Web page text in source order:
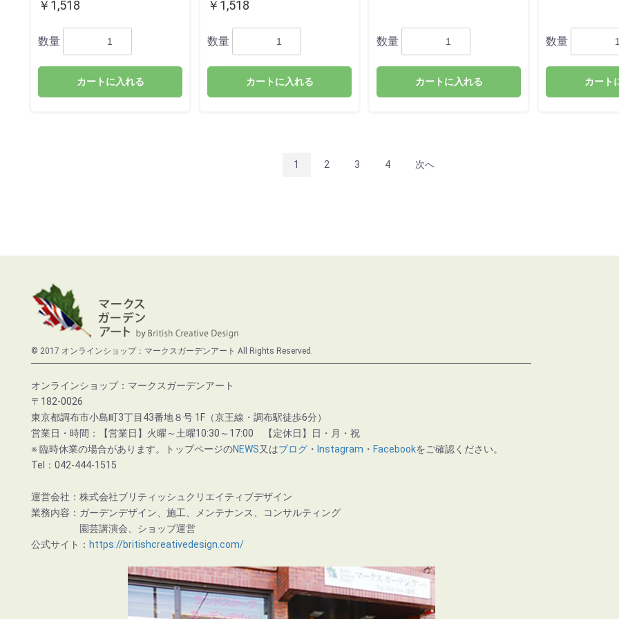
￥1,518
数量
カートに入れる
￥1,518
数量
カートに入れる
数量
カートに入れる
数量
カート
1 2 3 4 次へ
© 2017 オンラインショップ：マークスガーデンアート All Rights Reserved.
オンラインショップ：マークスガーデンアート
〒182-0026
東京都調布市小島町3丁目43番地８号 1F（京王線・調布駅徒歩6分）
営業日・時間：【営業日】火曜～土曜10:30～17:00 【定休日】日・月・祝
※ 臨時休業の場合があります。トップページのNEWS又はブログ ・ Instagram ・ Facebookをご確認ください。
Tel：042-444-1515
運営会社：株式会社ブリティッシュクリエイティブデザイン
業務内容：ガーデンデザイン、施工、メンテナンス、コンサルティング
園芸講演会、ショップ運営
公式サイト： https://britishcreativedesign.com/